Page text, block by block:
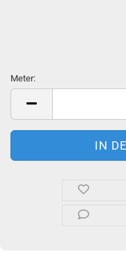
Meter:
Meter